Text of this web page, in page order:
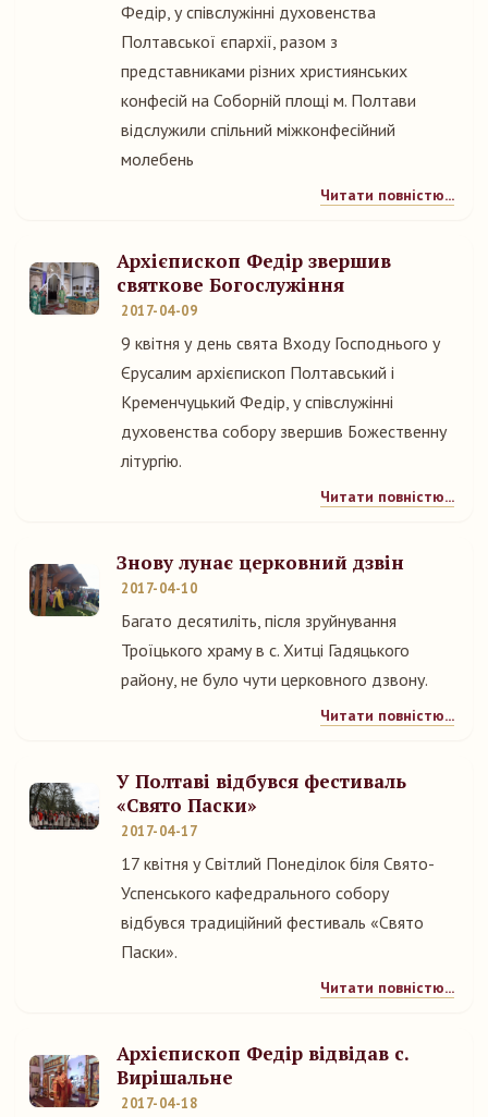
Федір, у співслужінні духовенства
Полтавської єпархії, разом з
представниками різних християнських
конфесій на Соборній площі м. Полтави
відслужили спільний міжконфесійний
молебень
Читати повністю...
Архієпископ Федір звершив
святкове Богослужіння
2017-04-09
9 квітня у день свята Входу Господнього у
Єрусалим архієпископ Полтавський і
Кременчуцький Федір, у співслужінні
духовенства собору звершив Божественну
літургію.
Читати повністю...
Знову лунає церковний дзвін
2017-04-10
Багато десятиліть, після зруйнування
Троїцького храму в с. Хитці Гадяцького
району, не було чути церковного дзвону.
Читати повністю...
У Полтаві відбувся фестиваль
«Свято Паски»
2017-04-17
17 квітня у Світлий Понеділок біля Свято-
Успенського кафедрального собору
відбувся традиційний фестиваль «Свято
Паски».
Читати повністю...
Архієпископ Федір відвідав с.
Вирішальне
2017-04-18